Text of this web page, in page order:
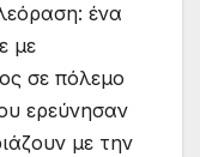
ένα
με
σε πόλεμο
ερεύνησαν
με την